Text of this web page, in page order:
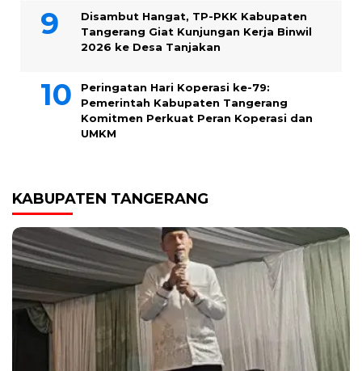
Disambut Hangat, TP-PKK Kabupaten
Tangerang Giat Kunjungan Kerja Binwil
2026 ke Desa Tanjakan
Peringatan Hari Koperasi ke-79:
Pemerintah Kabupaten Tangerang
Komitmen Perkuat Peran Koperasi dan
UMKM
KABUPATEN TANGERANG